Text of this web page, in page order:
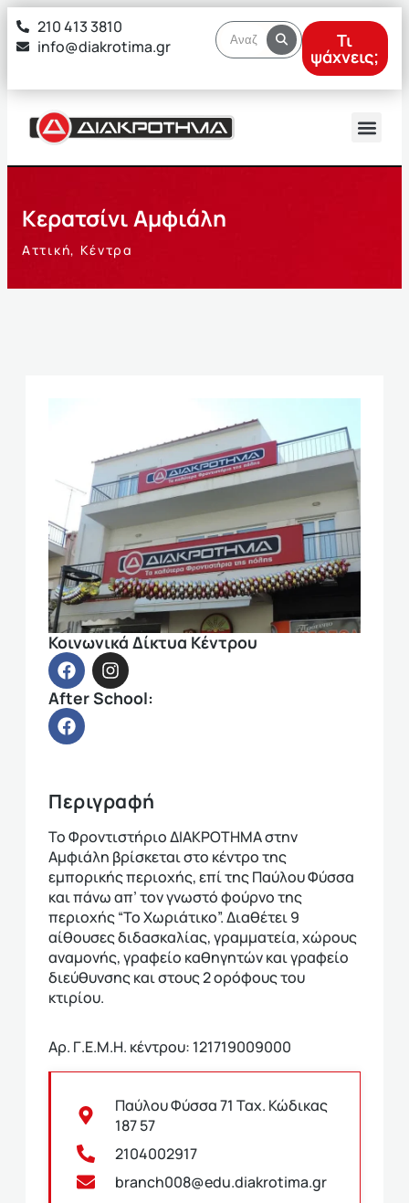
στο
περιεχόμενο
210 413 3810
info@diakrotima.gr
Τι
ψάχνεις;
Κερατσίνι Αμφιάλη
Αττική, Κέντρα
Κοινωνικά Δίκτυα Κέντρου
After School:
Περιγραφή
Το Φροντιστήριο ΔΙΑΚΡΟΤΗΜΑ στην
Αμφιάλη βρίσκεται στο κέντρο της
εμπορικής περιοχής, επί της Παύλου Φύσσα
και πάνω απ’ τον γνωστό φούρνο της
περιοχής “Το Χωριάτικο”. Διαθέτει 9
αίθουσες διδασκαλίας, γραμματεία, χώρους
αναμονής, γραφείο καθηγητών και γραφείο
διεύθυνσης και στους 2 ορόφους του
κτιρίου.
Αρ. Γ.Ε.Μ.Η. κέντρου: 121719009000
Παύλου Φύσσα 71 Ταχ. Κώδικας
187 57
2104002917
branch008@edu.diakrotima.gr